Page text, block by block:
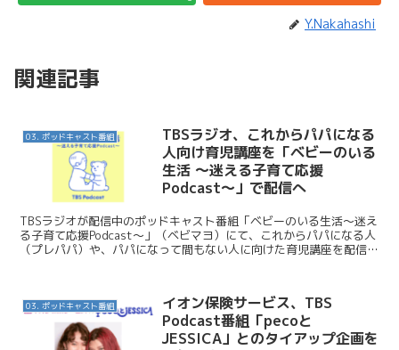
Y.Nakahashi
関連記事
03. ポッドキャスト番組
TBSラジオ、これからパパになる
人向け育児講座を「ベビーのいる
生活 ～迷える子育て応援
Podcast～」で配信へ
TBSラジオが配信中のポッドキャスト番組「ベビーのいる生活～迷え
る子育て応援Podcast～」（ベビマヨ）にて、これからパパになる人
（プレパパ）や、パパになって間もない人に向けた育児講座を配信開
03. ポッドキャスト番組
イオン保険サービス、TBS
Podcast番組「pecoと
JESSICA」とのタイアップ企画を